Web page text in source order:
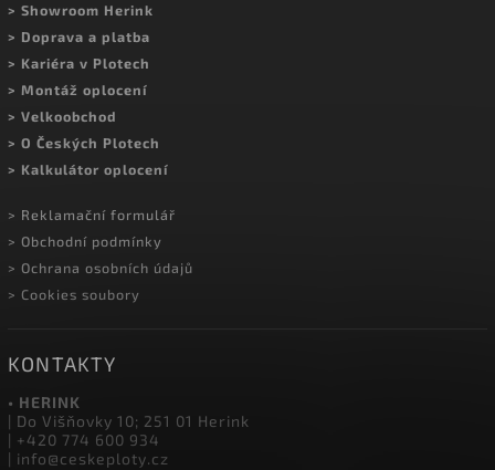
> Showroom Herink
> Doprava a platba
> Kariéra v Plotech
> Montáž oplocení
> Velkoobchod
> O Českých Plotech
> Kalkulátor oplocení
> Reklamační formulář
> Obchodní podmínky
> Ochrana osobních údajů
> Cookies soubory
KONTAKTY
• HERINK
| Do Višňovky 10; 251 01 Herink
| +420 774 600 934
| info@ceskeploty.cz